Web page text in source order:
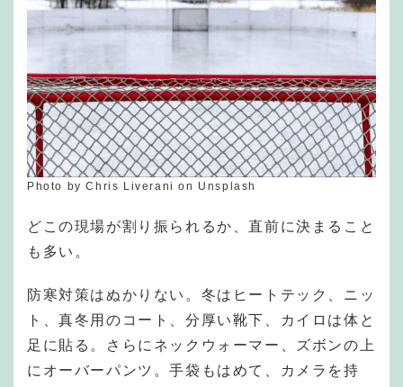
Photo by Chris Liverani on Unsplash
どこの現場が割り振られるか、直前に決まること
も多い。
防寒対策はぬかりない。冬はヒートテック、ニッ
ト、真冬用のコート、分厚い靴下、カイロは体と
足に貼る。さらにネックウォーマー、ズボンの上
にオーバーパンツ。手袋もはめて、カメラを持